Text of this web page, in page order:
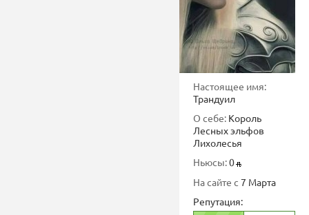
Настоящее имя:
Трандуил
О себе: Король
Лесных эльфов
Лихолесья
Ньюсы:0
На сайте с 7 Марта
Репутация: